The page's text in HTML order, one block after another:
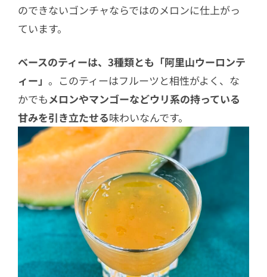
のできないゴンチャならではのメロンに仕上がっ
ています。
ベースのティーは、3種類とも「阿里山ウーロンテ
ィー」 。このティーはフルーツと相性がよく、な
かでもメロンやマンゴーなどウリ系の持っている
甘みを引き立たせる味わいなんです。